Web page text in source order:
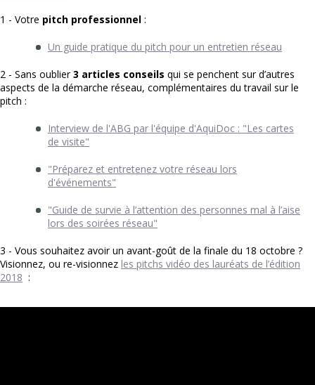
1 - Votre pitch professionnel :
Un guide pratique du pitch pour un entretien réseau
2 - Sans oublier3 articles conseils qui se penchent sur d’autres
aspects de la démarche réseau, complémentaires du travail sur le
pitch :
Interview de l'ABG par l'équipe d'AquiDoc : "Les cartes
de visite"
"Préparez et entretenez votre réseau lors
d'événements"
"Guide de survie à l’attention des personnes mal à l’aise
lors des soirées réseau"
3 - Vous souhaitez avoir un avant-goût de la finale du 18 octobre ?
Visionnez, ou re-visionnez les pitchs vidéo des lauréats de l’édition
2018 :